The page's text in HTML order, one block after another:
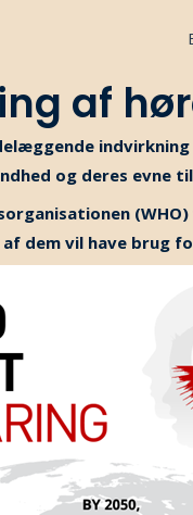
af
og deres evne
af dem vil have brug